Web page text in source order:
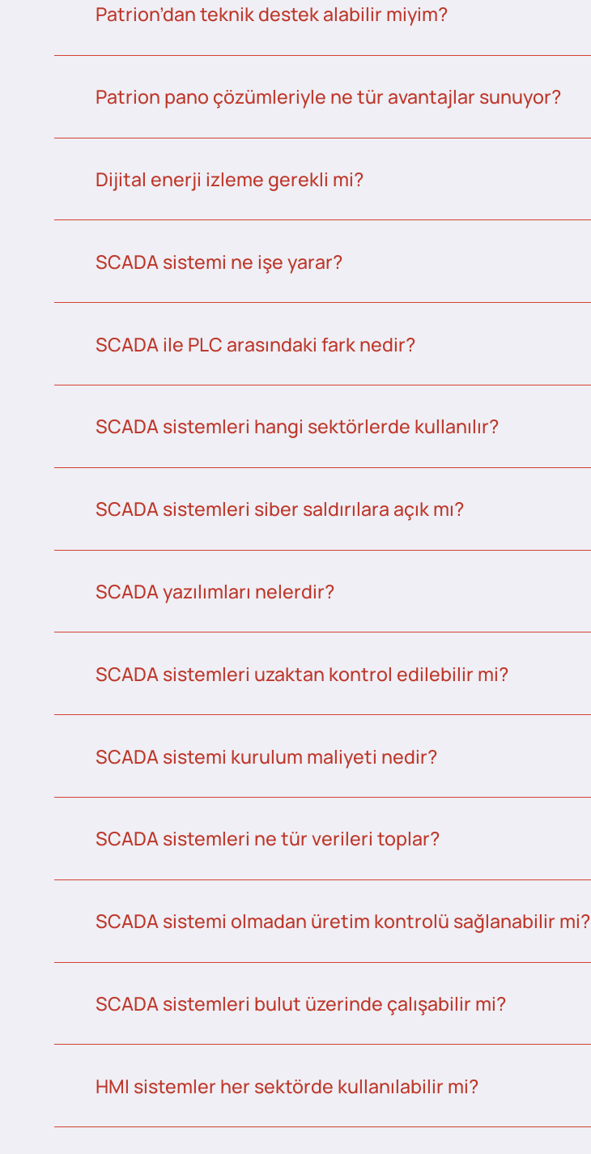
Patrion’dan teknik destek alabilir miyim?
Patrion pano çözümleriyle ne tür avantajlar sunuyor?
Dijital enerji izleme gerekli mi?
SCADA sistemi ne işe yarar?
SCADA ile PLC arasındaki fark nedir?
SCADA sistemleri hangi sektörlerde kullanılır?
SCADA sistemleri siber saldırılara açık mı?
SCADA yazılımları nelerdir?
SCADA sistemleri uzaktan kontrol edilebilir mi?
SCADA sistemi kurulum maliyeti nedir?
SCADA sistemleri ne tür verileri toplar?
SCADA sistemi olmadan üretim kontrolü sağlanabilir mi?
SCADA sistemleri bulut üzerinde çalışabilir mi?
HMI sistemler her sektörde kullanılabilir mi?